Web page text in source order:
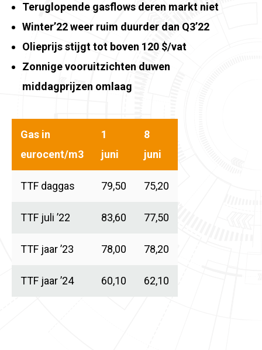
Teruglopende gasflows deren markt niet
Winter’22 weer ruim duurder dan Q3’22
Olieprijs stijgt tot boven 120 $/vat
Zonnige vooruitzichten duwen
middagprijzen omlaag
Gas in
eurocent/m3
1
juni
8
juni
TTF daggas 79,50 75,20
TTF juli ’22 83,60 77,50
TTF jaar ’23 78,00 78,20
TTF jaar ’24 60,10 62,10